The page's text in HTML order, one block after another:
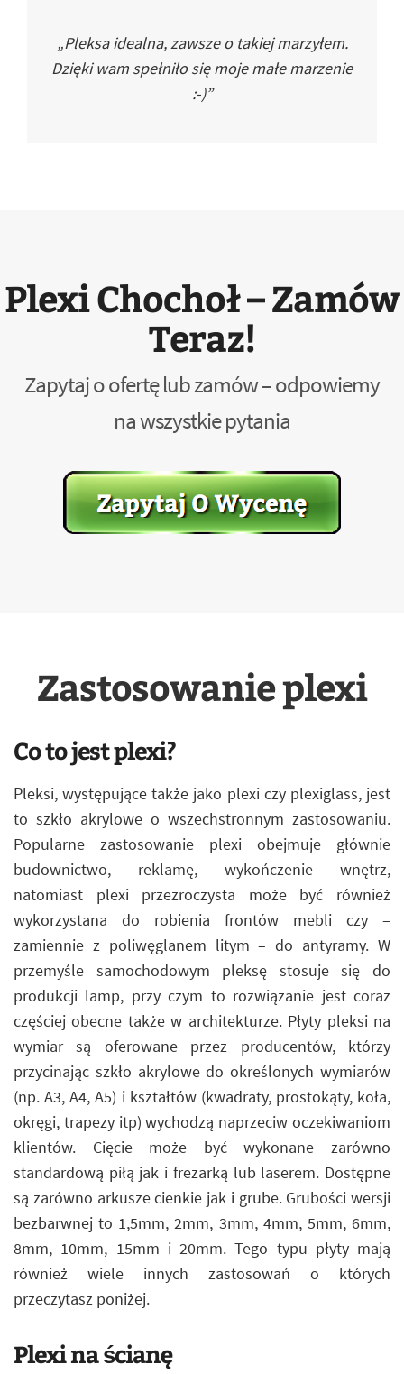
„Pleksa idealna, zawsze o takiej marzyłem.
Dzięki wam spełniło się moje małe marzenie
:-)”
Plexi Chochoł – Zamów
Teraz!
Zapytaj o ofertę lub zamów – odpowiemy
na wszystkie pytania
Zastosowanie plexi
Co to jest plexi?
Pleksi, występujące także jako plexi czy plexiglass, jest
to szkło akrylowe o wszechstronnym zastosowaniu.
Popularne zastosowanie plexi obejmuje głównie
budownictwo, reklamę, wykończenie wnętrz,
natomiast plexi przezroczysta może być również
wykorzystana do robienia frontów mebli czy –
zamiennie z poliwęglanem litym – do antyramy. W
przemyśle samochodowym pleksę stosuje się do
produkcji lamp, przy czym to rozwiązanie jest coraz
częściej obecne także w architekturze. Płyty pleksi na
wymiar są oferowane przez producentów, którzy
przycinając szkło akrylowe do określonych wymiarów
(np. A3, A4, A5) i kształtów (kwadraty, prostokąty, koła,
okręgi, trapezy itp) wychodzą naprzeciw oczekiwaniom
klientów. Cięcie może być wykonane zarówno
standardową piłą jak i frezarką lub laserem. Dostępne
są zarówno arkusze cienkie jak i grube. Grubości wersji
bezbarwnej to 1,5mm, 2mm, 3mm, 4mm, 5mm, 6mm,
8mm, 10mm, 15mm i 20mm. Tego typu płyty mają
również wiele innych zastosowań o których
przeczytasz poniżej.
Plexi na ścianę